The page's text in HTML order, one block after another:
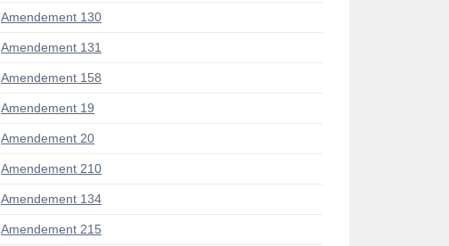
Amendement 130
Amendement 131
Amendement 158
Amendement 19
Amendement 20
Amendement 210
Amendement 134
Amendement 215